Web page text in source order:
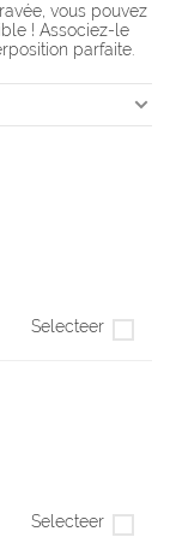
vous pouvez
! Associez-le
parfaite.
Selecteer
Selecteer